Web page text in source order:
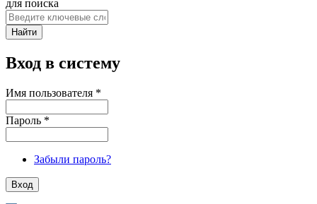
для поиска
Вход в систему
Имя пользователя *
Пароль *
Забыли пароль?